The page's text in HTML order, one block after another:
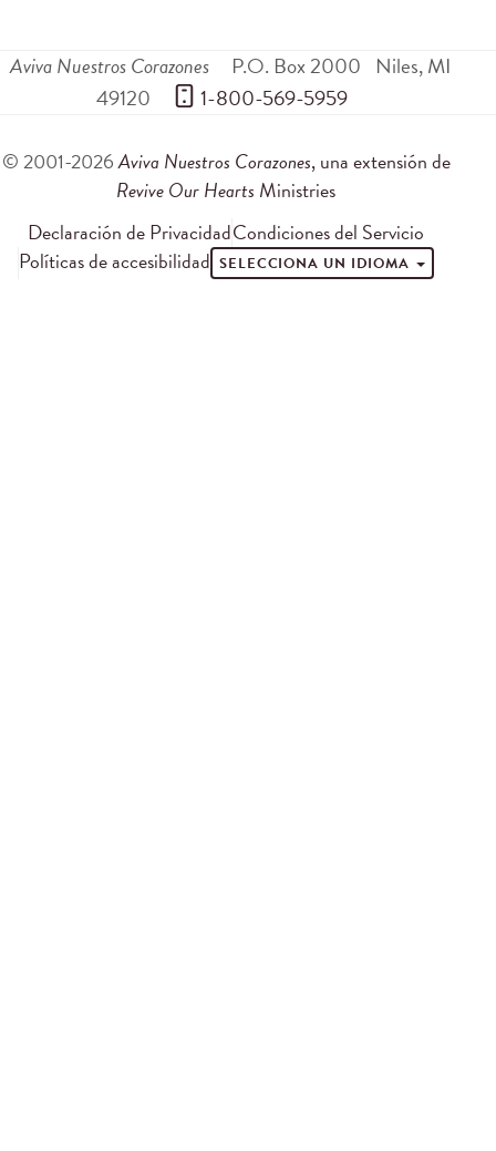
Aviva Nuestros Corazones P.O. Box 2000 Niles,MI
49120
1-800-569-5959
© 2001-2026Aviva Nuestros Corazones, una extensión de
Revive Our Hearts Ministries
Declaración de PrivacidadCondiciones del Servicio
Políticas de accesibilidad SELECCIONA UN IDIOMA